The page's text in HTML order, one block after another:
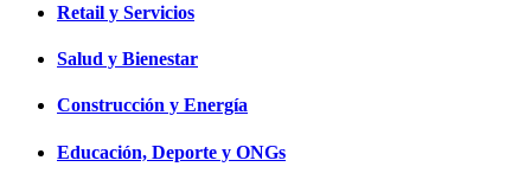
Retail y Servicios
Salud y Bienestar
Construcción y Energía
Educación, Deporte y ONGs